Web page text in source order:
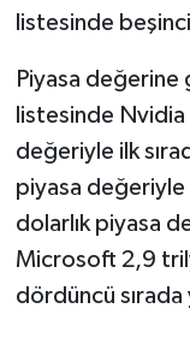
listesinde
Piyasa değerine
listesinde
değeriyle ilk
piyasa
dolarlık piyasa
Microsoft 2,9
dördüncü sırada